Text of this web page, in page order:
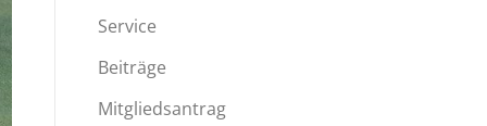
Service
Beiträge
Mitgliedsantrag